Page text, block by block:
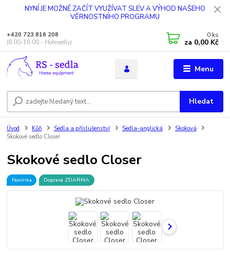
NYNÍ JE MOŽNÉ ZAČÍT VYUŽÍVAT SLEV A VÝHOD NAŠEHO
VĚRNOSTNÍHO PROGRAMU
Menu
Hledat
+420 723 816 208
(8.00-18.00 - Hořesedly)
0 ks
za 0,00 Kč
Úvod Kůň Sedla a příslušenství Sedla-anglická
Skoková
Skokové sedlo Closer
Skokové sedlo Closer
Novinka Doprava ZDARMA